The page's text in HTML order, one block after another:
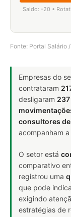
Saldo: -20 •
Fonte: Portal Salário
Empresas do
contrataram
desligaram 237
consultores
acompanham a
O setor está
comparativo
registrou uma
que pode
exigindo
estratégias de